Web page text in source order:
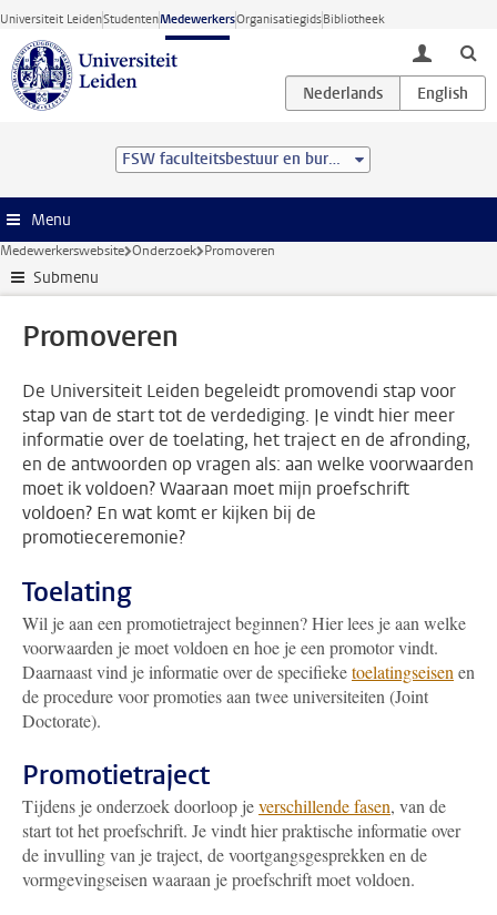
Ga direct naar de inhoud
Universiteit LeidenStudentenMedewerkersOrganisatiegidsBibliotheek
toggle
FSW faculteitsbestuur en bureau
Menu
Medewerkerswebsite Onderzoek Promoveren
Submenu
Promoveren
De Universiteit Leiden begeleidt promovendi stap voor
stap van de start tot de verdediging. Je vindt hier meer
informatie over de toelating, het traject en de afronding,
en de antwoorden op vragen als: aan welke voorwaarden
moet ik voldoen? Waaraan moet mijn proefschrift
voldoen? En wat komt er kijken bij de
promotieceremonie?
Toelating
Wil je aan een promotietraject beginnen? Hier lees je aan welke
voorwaarden je moet voldoen en hoe je een promotor vindt.
Daarnaast vind je informatie over de specifieketoelatingseisen en
de procedure voor promoties aan twee universiteiten (Joint
Doctorate).
Promotietraject
Tijdens je onderzoek doorloop jeverschillende fasen, van de
start tot het proefschrift. Je vindt hier praktische informatie over
de invulling van je traject, de voortgangsgesprekken en de
vormgevingseisen waaraan je proefschrift moet voldoen.